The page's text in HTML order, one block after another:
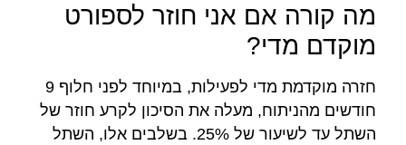
מה קורה אם אני חוזר לספורט
מוקדם מדי?
חזרה מוקדמת מדי לפעילות, במיוחד לפני חלוף 9
חודשים מהניתוח, מעלה את הסיכון לקרע חוזר של
השתל עד לשיעור של 25%. בשלבים אלו, השתל